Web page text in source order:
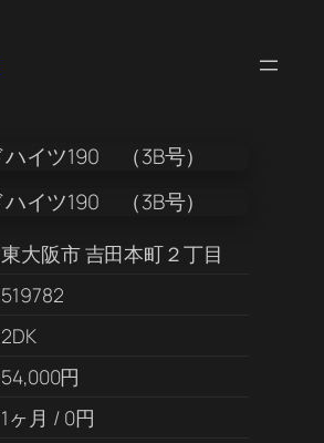
東大阪市 吉田本町２丁目
519782
2DK
54,000円
1ヶ月 / 0円